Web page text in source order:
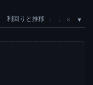
利回りと推移 ↑ ↓ ×